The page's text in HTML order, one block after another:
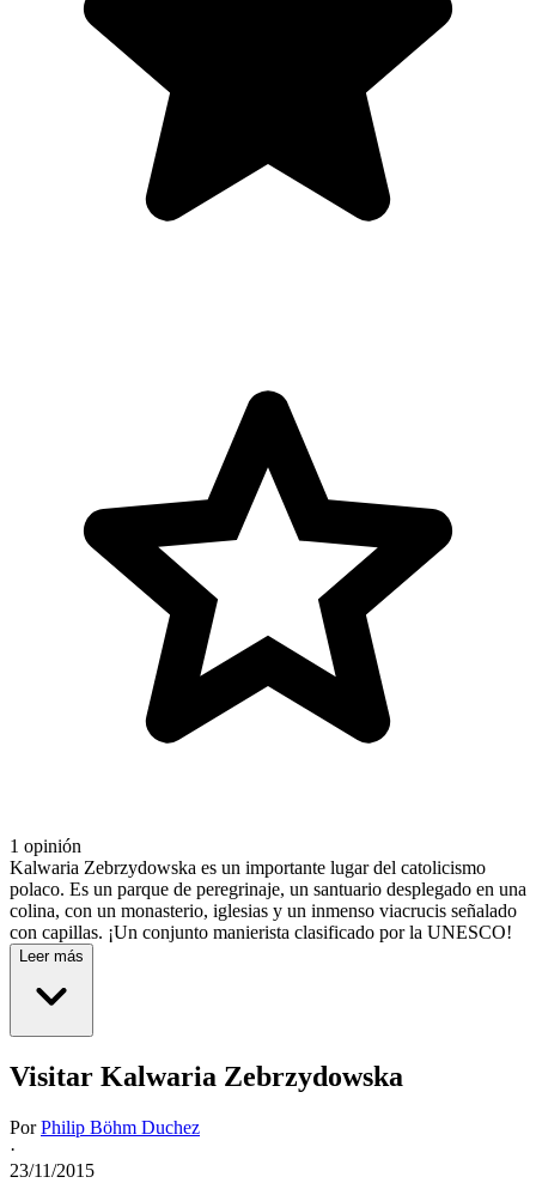
1 opinión
Kalwaria Zebrzydowska es un importante lugar del catolicismo
polaco. Es un parque de peregrinaje, un santuario desplegado en una
colina, con un monasterio, iglesias y un inmenso viacrucis señalado
con capillas. ¡Un conjunto manierista clasificado por la UNESCO!
Leer más
Visitar Kalwaria Zebrzydowska
PorPhilip Böhm Duchez
·
23/11/2015